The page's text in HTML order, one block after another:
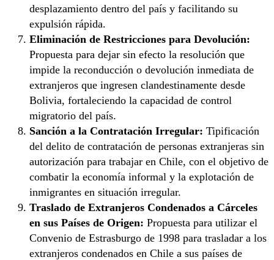
desplazamiento dentro del país y facilitando su
expulsión rápida.
Eliminación de Restricciones para Devolución:
Propuesta para dejar sin efecto la resolución que
impide la reconducción o devolución inmediata de
extranjeros que ingresen clandestinamente desde
Bolivia, fortaleciendo la capacidad de control
migratorio del país.
Sanción a la Contratación Irregular: Tipificación
del delito de contratación de personas extranjeras sin
autorización para trabajar en Chile, con el objetivo de
combatir la economía informal y la explotación de
inmigrantes en situación irregular.
Traslado de Extranjeros Condenados a Cárceles
en sus Países de Origen: Propuesta para utilizar el
Convenio de Estrasburgo de 1998 para trasladar a los
extranjeros condenados en Chile a sus países de